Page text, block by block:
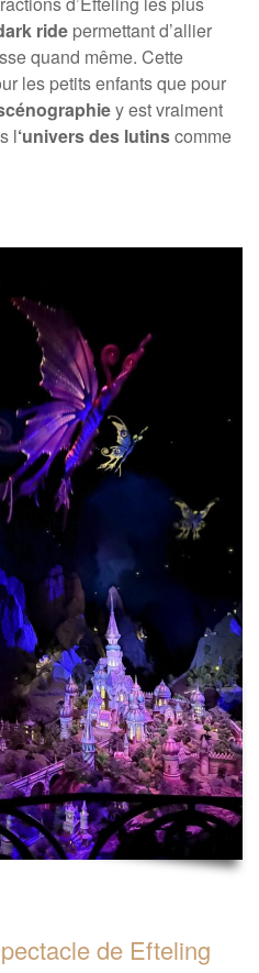
ride permettant d’allier
quand même. Cette
les petits enfants que pour
y est vraiment
l‘univers des lutinscomme
de Efteling